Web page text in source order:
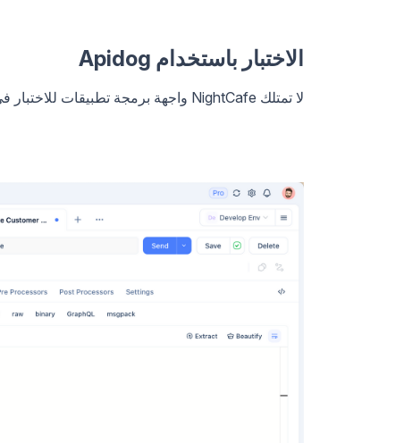
الاختبار باستخدام Apidog
لا تمتلك NightCafe واجهة برمجة تطبيقات للاختبار في Apidog. البدائل تتيح لك تشغيل طلبك الأول في أقل من 10 دقائق.